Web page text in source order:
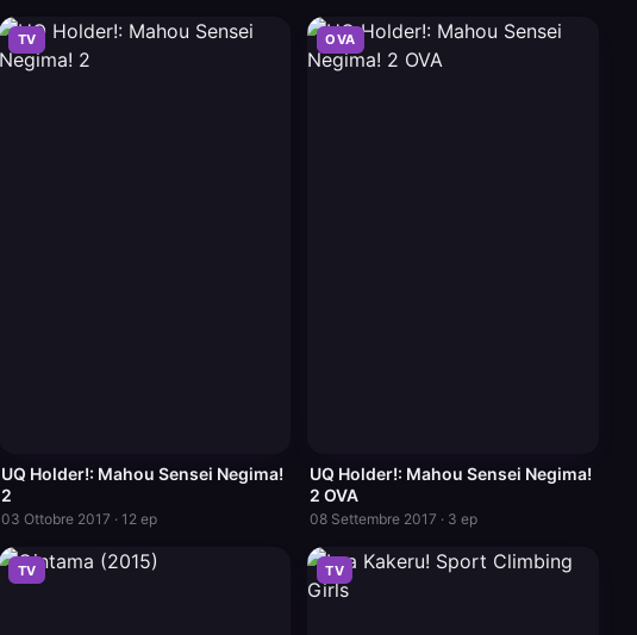
TV
UQ Holder!: Mahou Sensei Negima!
2
03 Ottobre 2017 · 12 ep
OVA
UQ Holder!: Mahou Sensei Negima!
2 OVA
08 Settembre 2017 · 3 ep
TV TV